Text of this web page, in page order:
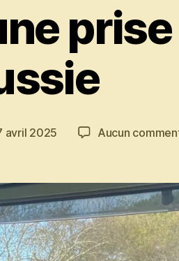
avril 2025 Aucun